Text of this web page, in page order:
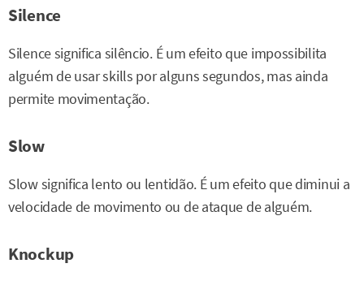
Silence
Silence significa silêncio. É um efeito que impossibilita
alguém de usar skills por alguns segundos, mas ainda
permite movimentação.
Slow
Slow significa lento ou lentidão. É um efeito que diminui a
velocidade de movimento ou de ataque de alguém.
Knockup